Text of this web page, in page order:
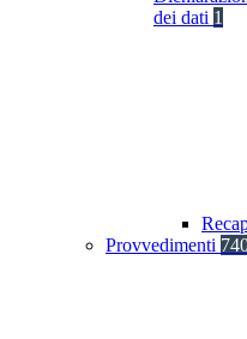
dei dati 1
Provvedimenti